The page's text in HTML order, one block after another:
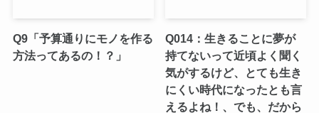
Q9「予算通りにモノを作る
方法ってあるの！？」
Q014：生きることに夢が
持てないって近頃よく聞く
気がするけど、とても生き
にくい時代になったとも言
えるよね！、でも、だから